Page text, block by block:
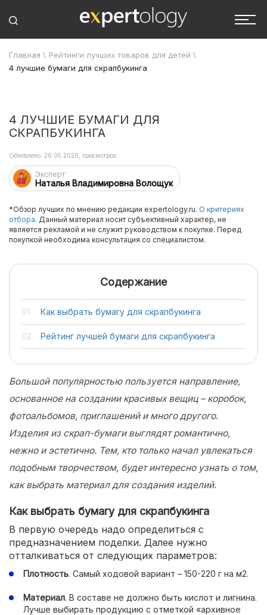
Главная \ Рейтинги лучших товаров для детей \
4 лучшие бумаги для скрапбукинга
4 ЛУЧШИЕ БУМАГИ ДЛЯ
СКРАПБУКИНГА
Эксперт
Наталья Владимировна Волощук
Обновлено: 26.05.2026, просмотров:
*Обзор лучших по мнению редакции expertology.ru. О критериях
отбора. Данный материал носит субъективный характер, не
является рекламой и не служит руководством к покупке. Перед
покупкой необходима консультация со специалистом.
Содержание
Как выбрать бумагу для скрапбукинга
Рейтинг лучшей бумаги для скрапбукинга
Большой популярностью пользуется направление,
основанное на создании красивых вещиц – коробок,
фотоальбомов, приглашений и много другого.
Изделия из скрап-бумаги выглядят романтично,
нежно и эстетично. Тем, кто только начал увлекаться
подобным творчеством, будет интересно узнать о том,
как выбрать материал для создания изделий.
Как выбрать бумагу для скрапбукинга
В первую очередь надо определиться с
предназначением поделки. Далее нужно
отталкиваться от следующих параметров:
Плотность. Самый ходовой вариант – 150-220 г на м2.
Материал. В составе не должно быть кислот и лигнина.
Лучше выбирать продукцию с отметкой «архивное